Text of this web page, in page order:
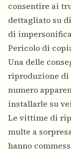
consentire ai
dettagliato su
di
Pericolo di
Una delle
riproduzione
numero
installarle su
Le vittime di
multe a
hanno